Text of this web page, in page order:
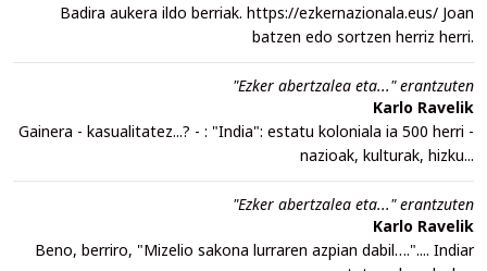
Badira aukera ildo berriak. https://ezkernazionala.eus/ Joan
batzen edo sortzen herriz herri.
"Ezker abertzalea eta..." erantzuten
Karlo Ravelik
Gainera - kasualitatez...? - : "India": estatu koloniala ia 500 herri -
nazioak, kulturak, hizku...
"Ezker abertzalea eta..." erantzuten
Karlo Ravelik
Beno, berriro, "Mizelio sakona lurraren azpian dabil….".... Indiar